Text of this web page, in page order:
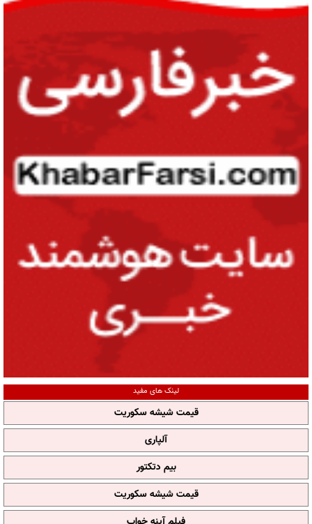
لینک های مفید
قیمت شیشه سکوریت
آلپاری
بیم دتکتور
قیمت شیشه سکوریت